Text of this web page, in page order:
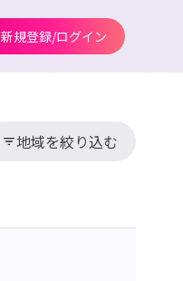
新規登録/ログイン
地域を絞り込む